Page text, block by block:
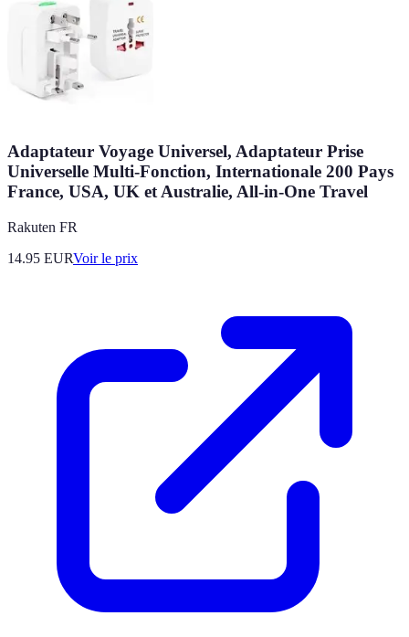
Adaptateur Voyage Universel, Adaptateur Prise
Universelle Multi-Fonction, Internationale 200 Pays
France, USA, UK et Australie, All-in-One Travel
Rakuten FR
14.95 EURVoir le prix